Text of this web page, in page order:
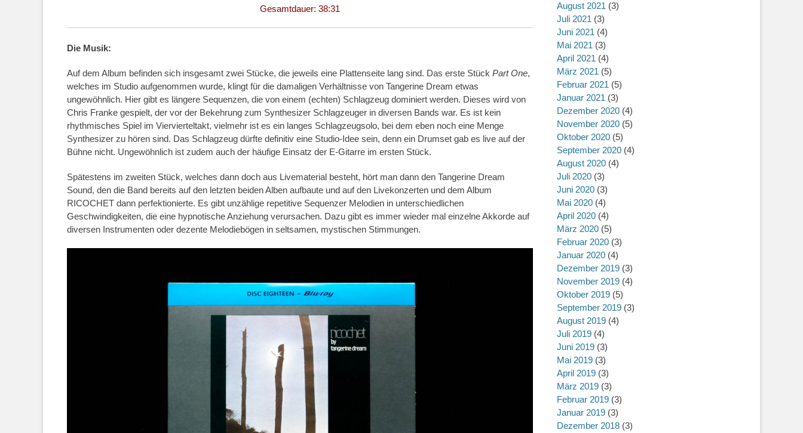
Gesamtdauer: 38:31
Die Musik:
Auf dem Album befinden sich insgesamt zwei Stücke, die jeweils eine Plattenseite lang sind. Das erste Stück Part One,
welches im Studio aufgenommen wurde, klingt für die damaligen Verhältnisse von Tangerine Dream etwas
ungewöhnlich. Hier gibt es längere Sequenzen, die von einem (echten) Schlagzeug dominiert werden. Dieses wird von
Chris Franke gespielt, der vor der Bekehrung zum Synthesizer Schlagzeuger in diversen Bands war. Es ist kein
rhythmisches Spiel im Viervierteltakt, vielmehr ist es ein langes Schlagzeugsolo, bei dem eben noch eine Menge
Synthesizer zu hören sind. Das Schlagzeug dürfte definitiv eine Studio-Idee sein, denn ein Drumset gab es live auf der
Bühne nicht. Ungewöhnlich ist zudem auch der häufige Einsatz der E-Gitarre im ersten Stück.
Spätestens im zweiten Stück, welches dann doch aus Livematerial besteht, hört man dann den Tangerine Dream
Sound, den die Band bereits auf den letzten beiden Alben aufbaute und auf den Livekonzerten und dem Album
RICOCHET dann perfektionierte. Es gibt unzählige repetitive Sequenzer Melodien in unterschiedlichen
Geschwindigkeiten, die eine hypnotische Anziehung verursachen. Dazu gibt es immer wieder mal einzelne Akkorde auf
diversen Instrumenten oder dezente Melodiebögen in seltsamen, mystischen Stimmungen.
August 2021 (3)
Juli 2021 (3)
Juni 2021 (4)
Mai 2021 (3)
April 2021 (4)
März 2021 (5)
Februar 2021 (5)
Januar 2021 (3)
Dezember 2020 (4)
November 2020 (5)
Oktober 2020 (5)
September 2020 (4)
August 2020 (4)
Juli 2020 (3)
Juni 2020 (3)
Mai 2020 (4)
April 2020 (4)
März 2020 (5)
Februar 2020 (3)
Januar 2020 (4)
Dezember 2019 (3)
November 2019 (4)
Oktober 2019 (5)
September 2019 (3)
August 2019 (4)
Juli 2019 (4)
Juni 2019 (3)
Mai 2019 (3)
April 2019 (3)
März 2019 (3)
Februar 2019 (3)
Januar 2019 (3)
Dezember 2018 (3)